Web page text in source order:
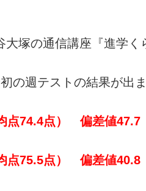
塚の通信講座『進学く
の週テストの結果が出
点74.4点） 偏差値47.7
点75.5点） 偏差値40.8